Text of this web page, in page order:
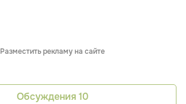
Разместить рекламу на сайте
Обсуждения 10